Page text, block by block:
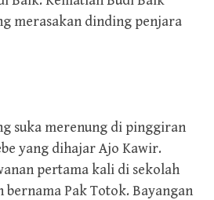
merasakan dinding penjara
suka merenung di pinggiran
yang dihajar Ajo Kawir.
pertama kali di sekolah
bernama Pak Totok. Bayangan